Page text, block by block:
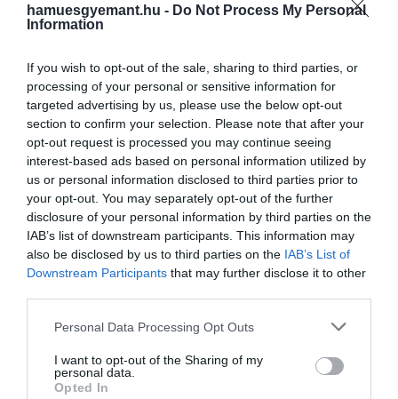
hamuesgyemant.hu - Do Not Process My Personal
Information
If you wish to opt-out of the sale, sharing to third parties, or
processing of your personal or sensitive information for
targeted advertising by us, please use the below opt-out
section to confirm your selection. Please note that after your
opt-out request is processed you may continue seeing
interest-based ads based on personal information utilized by
us or personal information disclosed to third parties prior to
your opt-out. You may separately opt-out of the further
disclosure of your personal information by third parties on the
IAB’s list of downstream participants. This information may
also be disclosed by us to third parties on the IAB’s List of
Downstream Participants that may further disclose it to other
Please note that this website/app uses one or more Google
not limited to your visit or usage behaviour. You may click to
grant or deny consent to Google and its third-party tags to
Personal Data Processing Opt Outs
I want to opt-out of the Sharing of my
personal data.
Opted In
bekövetkezett a csernobili katasztrófa,
amely máig a történelem egyik
legsúlyosabb nukleáris balesetének
számít. Az évforduló kapcsán újra sok szó
esik a robbanásról, a sugárzásról és az
elhagyott…
2026. ÁPRILIS 26. ● TURI DÁNIEL
6 megrázó részlet a csernobili
katasztrófáról, amit ritkán…
TURI DÁNIEL